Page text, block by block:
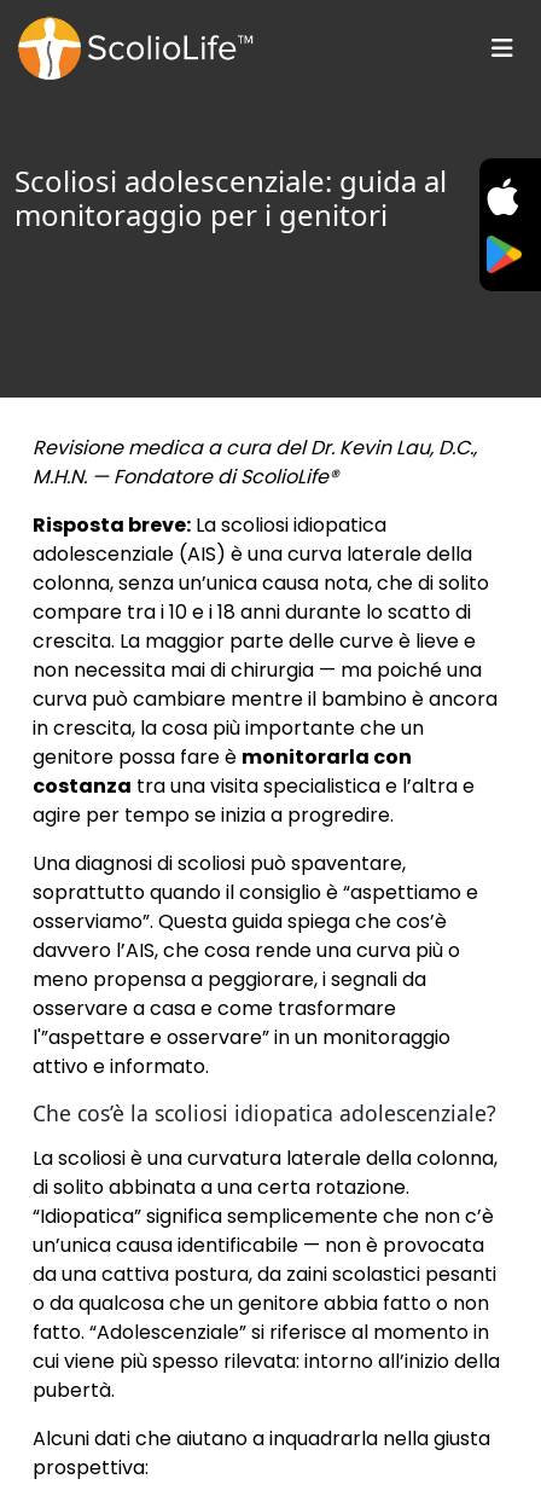
Scoliosi adolescenziale: guida al
monitoraggio per i genitori
Revisione medica a cura del Dr. Kevin Lau, D.C.,
M.H.N. — Fondatore di ScolioLife®
Risposta breve: La scoliosi idiopatica
adolescenziale (AIS) è una curva laterale della
colonna, senza un’unica causa nota, che di solito
compare tra i 10 e i 18 anni durante lo scatto di
crescita. La maggior parte delle curve è lieve e
non necessita mai di chirurgia — ma poiché una
curva può cambiare mentre il bambino è ancora
in crescita, la cosa più importante che un
genitore possa fare è monitorarla con
costanza tra una visita specialistica e l’altra e
agire per tempo se inizia a progredire.
Una diagnosi di scoliosi può spaventare,
soprattutto quando il consiglio è “aspettiamo e
osserviamo”. Questa guida spiega che cos’è
davvero l’AIS, che cosa rende una curva più o
meno propensa a peggiorare, i segnali da
osservare a casa e come trasformare
l'”aspettare e osservare” in un monitoraggio
attivo e informato.
Che cos’è la scoliosi idiopatica adolescenziale?
La scoliosi è una curvatura laterale della colonna,
di solito abbinata a una certa rotazione.
“Idiopatica” significa semplicemente che non c’è
un’unica causa identificabile — non è provocata
da una cattiva postura, da zaini scolastici pesanti
o da qualcosa che un genitore abbia fatto o non
fatto. “Adolescenziale” si riferisce al momento in
cui viene più spesso rilevata: intorno all’inizio della
pubertà.
Alcuni dati che aiutano a inquadrarla nella giusta
prospettiva: